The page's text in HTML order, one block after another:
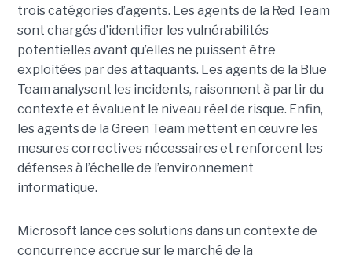
trois catégories d’agents. Les agents de la Red Team
sont chargés d’identifier les vulnérabilités
potentielles avant qu’elles ne puissent être
exploitées par des attaquants. Les agents de la Blue
Team analysent les incidents, raisonnent à partir du
contexte et évaluent le niveau réel de risque. Enfin,
les agents de la Green Team mettent en œuvre les
mesures correctives nécessaires et renforcent les
défenses à l’échelle de l’environnement
informatique.
Microsoft lance ces solutions dans un contexte de
concurrence accrue sur le marché de la